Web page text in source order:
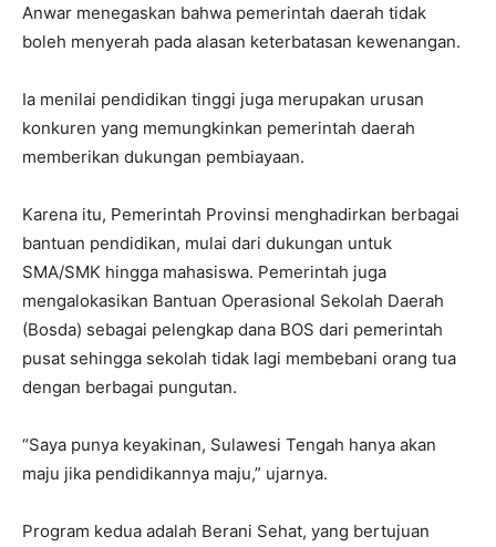
Anwar menegaskan bahwa pemerintah daerah tidak
boleh menyerah pada alasan keterbatasan kewenangan.
Ia menilai pendidikan tinggi juga merupakan urusan
konkuren yang memungkinkan pemerintah daerah
memberikan dukungan pembiayaan.
Karena itu, Pemerintah Provinsi menghadirkan berbagai
bantuan pendidikan, mulai dari dukungan untuk
SMA/SMK hingga mahasiswa. Pemerintah juga
mengalokasikan Bantuan Operasional Sekolah Daerah
(Bosda) sebagai pelengkap dana BOS dari pemerintah
pusat sehingga sekolah tidak lagi membebani orang tua
dengan berbagai pungutan.
“Saya punya keyakinan, Sulawesi Tengah hanya akan
maju jika pendidikannya maju,” ujarnya.
Program kedua adalah Berani Sehat, yang bertujuan